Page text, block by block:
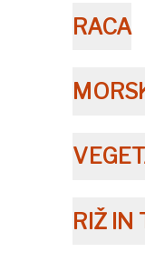
RACA
RIŽ IN